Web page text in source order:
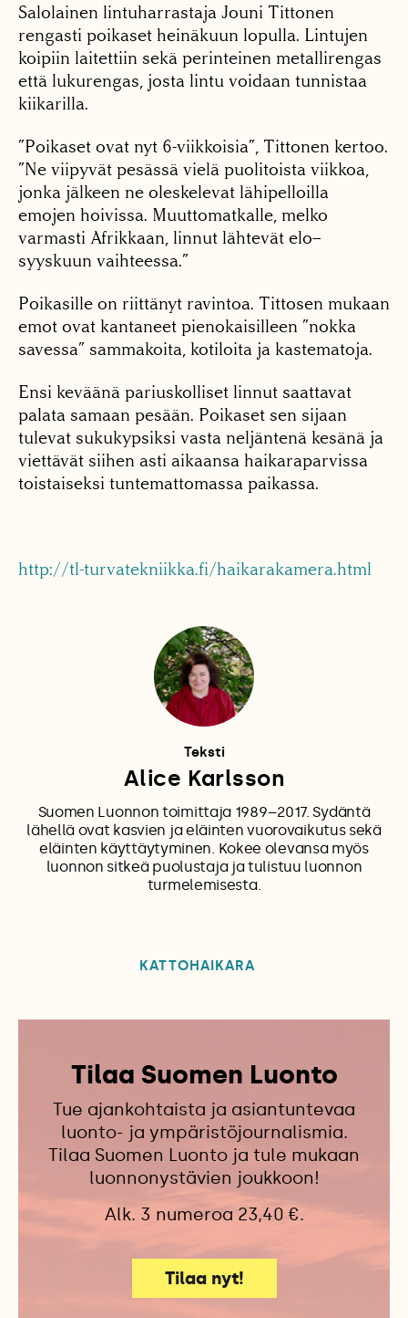
Salolainen lintuharrastaja Jouni Tittonen
rengasti poikaset heinäkuun lopulla. Lintujen
koipiin laitettiin sekä perinteinen metallirengas
että lukurengas, josta lintu voidaan tunnistaa
kiikarilla.
”Poikaset ovat nyt 6-viikkoisia”, Tittonen kertoo.
”Ne viipyvät pesässä vielä puolitoista viikkoa,
jonka jälkeen ne oleskelevat lähipelloilla
emojen hoivissa. Muuttomatkalle, melko
varmasti Afrikkaan, linnut lähtevät elo–
syyskuun vaihteessa.”
Poikasille on riittänyt ravintoa. Tittosen mukaan
emot ovat kantaneet pienokaisilleen ”nokka
savessa” sammakoita, kotiloita ja kastematoja.
Ensi keväänä pariuskolliset linnut saattavat
palata samaan pesään. Poikaset sen sijaan
tulevat sukukypsiksi vasta neljäntenä kesänä ja
viettävät siihen asti aikaansa haikaraparvissa
toistaiseksi tuntemattomassa paikassa.
http://tl-turvatekniikka.fi/haikarakamera.html
Teksti
Alice Karlsson
Suomen Luonnon toimittaja 1989–2017. Sydäntä
lähellä ovat kasvien ja eläinten vuorovaikutus sekä
eläinten käyttäytyminen. Kokee olevansa myös
luonnon sitkeä puolustaja ja tulistuu luonnon
turmelemisesta.
KATTOHAIKARA
Tilaa Suomen Luonto
Tue ajankohtaista ja asiantuntevaa
luonto- ja ympäristöjournalismia.
Tilaa Suomen Luonto ja tule mukaan
luonnonystävien joukkoon!
Alk. 3 numeroa 23,40 €.
Tilaa nyt!